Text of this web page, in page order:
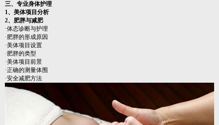
三、专业身体护理
1、美体项目分析
2、肥胖与减肥
·体态诊断与护理
·肥胖的形成原因
·美体项目设置
·肥胖的类型
·美体项目前景
·正确的测量体围
·安全减肥方法